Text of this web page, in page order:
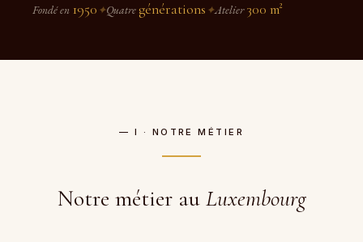
Fondé en 1950 ✦Quatre générations ✦Atelier300 m²
— I · NOTRE MÉTIER
Notre métier au Luxembourg